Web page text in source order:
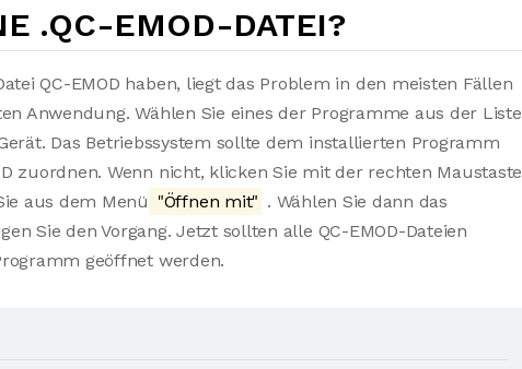
.QC-EMOD-DATEI?
QC-EMOD haben, liegt das Problem in den meisten Fällen
Anwendung. Wählen Sie eines der Programme aus der Liste
Das Betriebssystem sollte dem installierten Programm
zuordnen. Wenn nicht, klicken Sie mit der rechten Maustaste
aus dem Menü "Öffnen mit" . Wählen Sie dann das
Sie den Vorgang. Jetzt sollten alle QC-EMOD-Dateien
geöffnet werden.